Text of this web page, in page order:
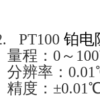
PT100 铂电
量程： 0 ～ 100
分辨率： 0.01
精度： ±0.01